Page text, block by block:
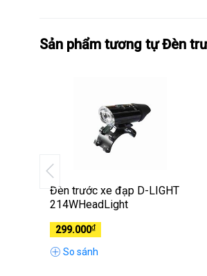
Sản phẩm tương tự Đèn
Đèn trước xe đạp D-LIGHT
214WHeadLight
299.000₫
So sánh